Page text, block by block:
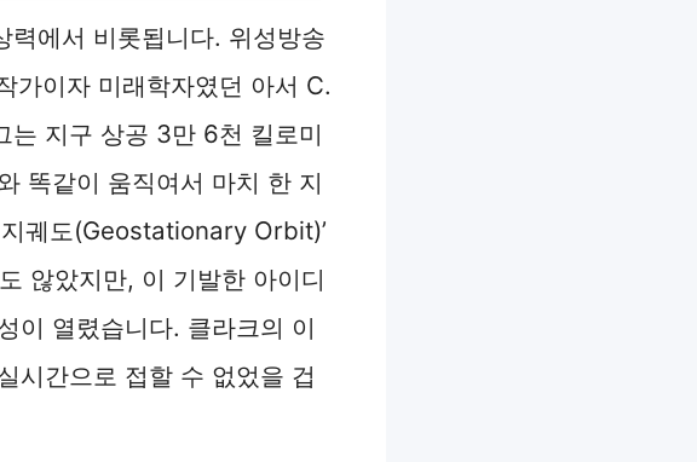
력에서 비롯됩니다. 위성방송
가이자 미래학자였던 아서 C.
는 지구 상공 3만 6천 킬로미
똑같이 움직여서 마치 한 지
궤도(Geostationary Orbit)’
않았지만, 이 기발한 아이디
이 열렸습니다. 클라크의 이
시간으로 접할 수 없었을 겁